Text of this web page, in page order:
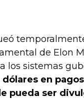
de Elon
los sistemas
dólares en
pueda ser